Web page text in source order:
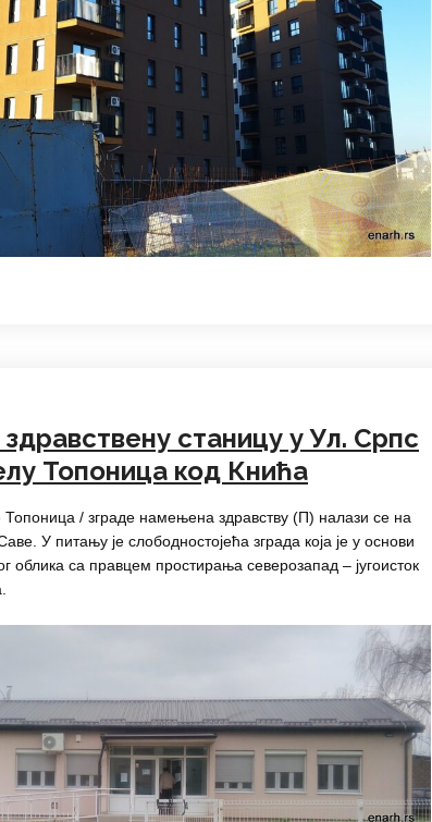
станицу у Ул. Српс
Топоница код Кнића
Топоница / зграде намењена здравству (П) налази се на
У питању је слободностојећа зграда која је у основи
облика са правцем простирања северозапад – југоисток